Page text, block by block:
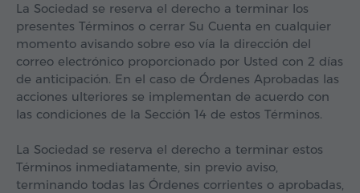
La Sociedad se reserva el derecho a terminar los
presentes Términos o cerrar Su Cuenta en cualquier
momento avisando sobre eso vía la dirección del
correo electrónico proporcionado por Usted con 2 días
de anticipación. En el caso de Órdenes Aprobadas las
acciones ulteriores se implementan de acuerdo con
las condiciones de la Sección 14 de estos Términos.
La Sociedad se reserva el derecho a terminar estos
Términos inmediatamente, sin previo aviso,
terminando todas las Órdenes corrientes o aprobadas,